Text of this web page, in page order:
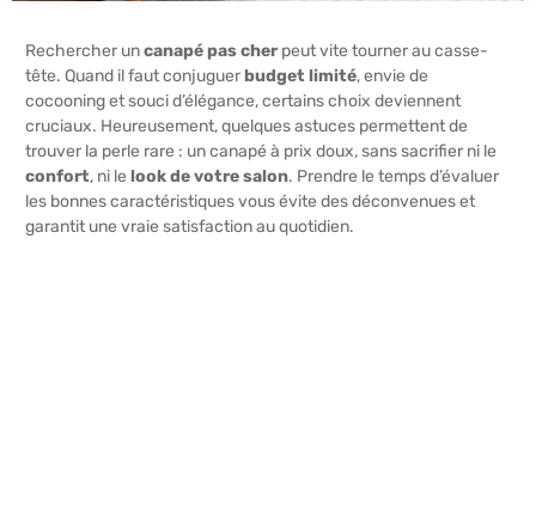
Rechercher uncanapé pas cherpeut vite tourner au casse-
tête. Quand il faut conjuguerbudget limité, envie de
cocooning et souci d’élégance, certains choix deviennent
cruciaux. Heureusement, quelques astuces permettent de
trouver la perle rare : un canapé à prix doux, sans sacrifier ni le
confort, ni le look de votre salon. Prendre le temps d’évaluer
les bonnes caractéristiques vous évite des déconvenues et
garantit une vraie satisfaction au quotidien.